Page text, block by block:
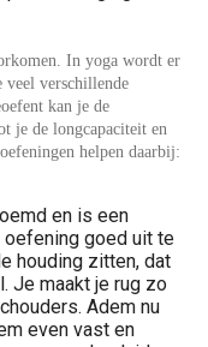
In yoga wordt er
veel verschillende
kan je de
je de longcapaciteit en
helpen daarbij:
en is een
oefening goed uit te
houding zitten, dat
Je maakt je rug zo
Adem nu
even vast en